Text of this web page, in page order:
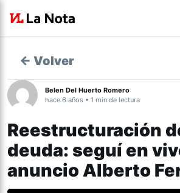
← Volver
Belen Del Huerto Romero
hace 6 años • 1 min de lectura
Reestructuración
deuda: seguí en
anuncio Alberto